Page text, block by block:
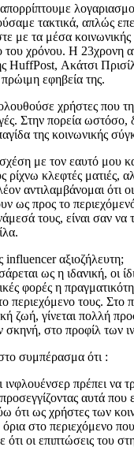
τακτικά, απλώς
με τα μέσα
του χρόνου. Η 23χρονη
HuffPost, Ακάτσι
εφηβεία της.
χρήστες που
Στην πορεία ωστόσο,
της κοινωνικής
με τον εαυτό μου
ρίχνω κλεφτές ματιές,
αντιλαμβάνομαι ότι
ως προς το
τους, είναι σαν να
influencer αξιοζήλευτη;
ως η ιδανική, οι
φορές η
περιεχόμενο τους. Στο
ζωή, γίνεται πολλή
σκηνή, στο προφίλ των
συμπέρασμα ότι :
ινφλουένσερ πρέπει να
αυτά που
ότι ως χρήστες των
στο περιεχόμενο
οι επιπτώσεις του